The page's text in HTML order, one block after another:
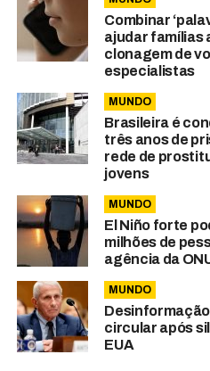
Combinar
ajudar famílias
clonagem de
especialistas
MUNDO
Brasileira é
três anos de
rede de
jovens
MUNDO
El Niño forte
milhões de
agência da
MUNDO
circular após
EUA